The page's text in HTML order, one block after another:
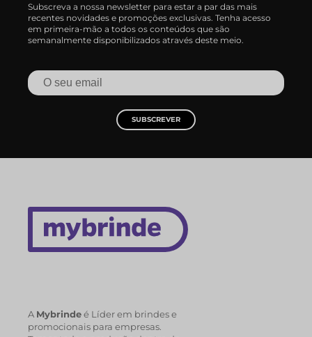
Subscreva a nossa newsletter para estar a par das mais
recentes novidades e promoções exclusivas. Tenha acesso
em primeira-mão a todos os conteúdos que são
semanalmente disponibilizados através deste meio.
SUBSCREVER
A Mybrindeé Líder em brindes e
promocionais para empresas.